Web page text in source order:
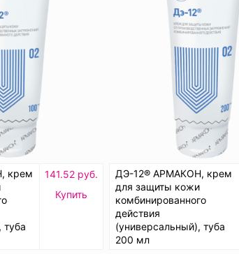
крем
туба
141.52 руб.
Купить
ДЭ-12® АРМАКОН, крем
для защиты кожи
комбинированного
действия
(универсальный), туба
200 мл